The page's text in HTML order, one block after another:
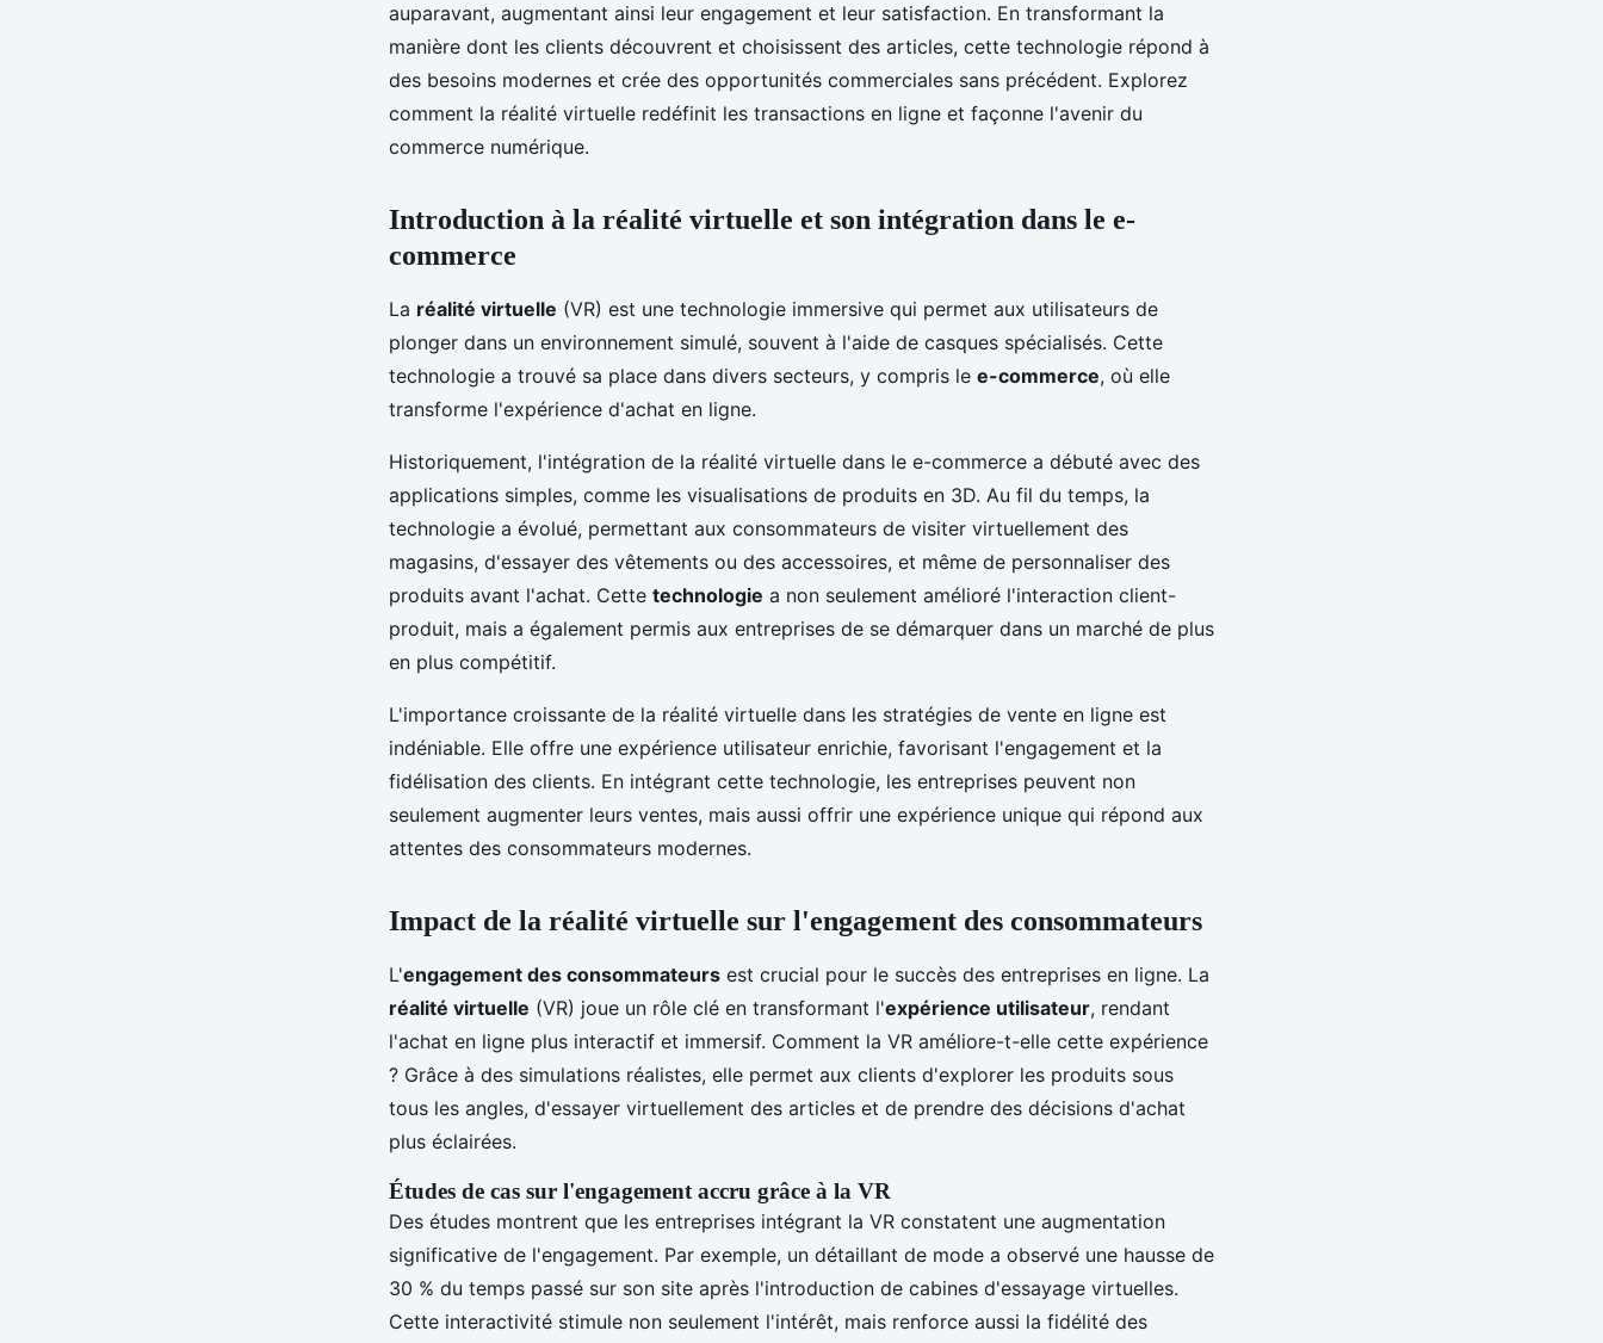
auparavant, augmentant ainsi leur engagement et leur satisfaction. En transformant la
manière dont les clients découvrent et choisissent des articles, cette technologie répond à
des besoins modernes et crée des opportunités commerciales sans précédent. Explorez
comment la réalité virtuelle redéfinit les transactions en ligne et façonne l'avenir du
commerce numérique.
Introduction à la réalité virtuelle et son intégration dans le e-
commerce
La réalité virtuelle (VR) est une technologie immersive qui permet aux utilisateurs de
plonger dans un environnement simulé, souvent à l'aide de casques spécialisés. Cette
technologie a trouvé sa place dans divers secteurs, y compris le e-commerce, où elle
transforme l'expérience d'achat en ligne.
Historiquement, l'intégration de la réalité virtuelle dans le e-commerce a débuté avec des
applications simples, comme les visualisations de produits en 3D. Au fil du temps, la
technologie a évolué, permettant aux consommateurs de visiter virtuellement des
magasins, d'essayer des vêtements ou des accessoires, et même de personnaliser des
produits avant l'achat. Cette technologie a non seulement amélioré l'interaction client-
produit, mais a également permis aux entreprises de se démarquer dans un marché de plus
en plus compétitif.
L'importance croissante de la réalité virtuelle dans les stratégies de vente en ligne est
indéniable. Elle offre une expérience utilisateur enrichie, favorisant l'engagement et la
fidélisation des clients. En intégrant cette technologie, les entreprises peuvent non
seulement augmenter leurs ventes, mais aussi offrir une expérience unique qui répond aux
attentes des consommateurs modernes.
Impact de la réalité virtuelle sur l'engagement des consommateurs
L'engagement des consommateurs est crucial pour le succès des entreprises en ligne. La
réalité virtuelle (VR) joue un rôle clé en transformant l'expérience utilisateur, rendant
l'achat en ligne plus interactif et immersif. Comment la VR améliore-t-elle cette expérience
? Grâce à des simulations réalistes, elle permet aux clients d'explorer les produits sous
tous les angles, d'essayer virtuellement des articles et de prendre des décisions d'achat
plus éclairées.
Études de cas sur l'engagement accru grâce à la VR
Des études montrent que les entreprises intégrant la VR constatent une augmentation
significative de l'engagement. Par exemple, un détaillant de mode a observé une hausse de
30 % du temps passé sur son site après l'introduction de cabines d'essayage virtuelles.
Cette interactivité stimule non seulement l'intérêt, mais renforce aussi la fidélité des